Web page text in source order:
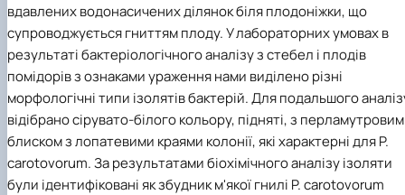
вдавлених водонасичених ділянок біля плодоніжки, що
супроводжується гниттям плоду. У лабораторних умовах в
результаті бактеріологічного аналізу з стебел і плодів
помідорів з ознаками ураження нами виділено різні
морфологічні типи ізолятів бактерій. Для подальшого
відібрано сірувато-білого кольору, підняті, з перламутровим
блиском з лопатевими краями колонії, які характерні для P.
carotovorum. За результатами біохімічного аналізу ізоляти
були ідентифіковані як збудник м'якої гнилі P. carotovorum